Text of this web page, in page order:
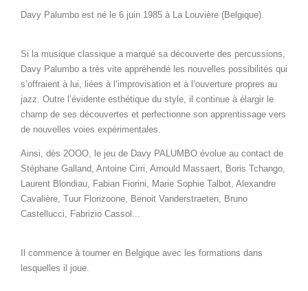
Davy Palumbo est né le 6 juin 1985 à La Louvière (Belgique).
Si la musique classique a marqué sa découverte des percussions,
Davy Palumbo a très vite appréhendé les nouvelles possibilités qui
s’offraient à lui, liées à l’improvisation et à l’ouverture propres au
jazz. Outre l’évidente esthétique du style, il continue à élargir le
champ de ses découvertes et perfectionne son apprentissage vers
de nouvelles voies expérimentales.
Ainsi, dès 2OOO, le jeu de Davy PALUMBO évolue au contact de
Stéphane Galland, Antoine Cirri, Arnould Massaert, Boris Tchango,
Laurent Blondiau, Fabian Fiorini, Marie Sophie Talbot, Alexandre
Cavalière, Tuur Florizoone, Benoit Vanderstraeten, Bruno
Castellucci, Fabrizio Cassol...
Il commence à tourner en Belgique avec les formations dans
lesquelles il joue.